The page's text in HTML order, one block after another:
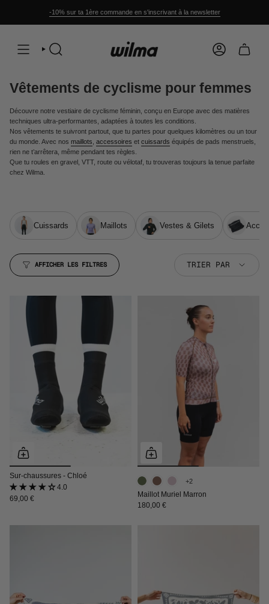
-10% sur ta 1ère commande en s'inscrivant à la newsletter
RECHERCHE COMPTE
Vêtements de cyclisme pour femmes
Découvre notre vestiaire de cyclisme féminin, conçu en Europe avec des matières
techniques ultra-performantes, adaptées à toutes les conditions.
Nos vêtements te suivront partout, que tu partes pour quelques kilomètres ou un tour
du monde. Avec nos maillots, accessoires et cuissards équipés de pads menstruels,
rien ne t’arrêtera, même pendant tes règles.
Que tu roules en gravel, VTT, route ou vélotaf, tu trouveras toujours la tenue parfaite
chez Wilma.
Cuissards Maillots Vestes & Gilets
AFFICHER LES FILTRES
Trier
TRIER PAR
Sur-chaussures - Chloé
4.0 (3 avis)
69,00 €
+2
Maillot Muriel Marron
180,00 €